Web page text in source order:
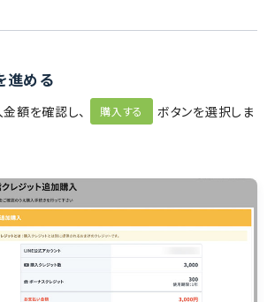
進める
額を確認し、 購入する
ボタンを選択しま